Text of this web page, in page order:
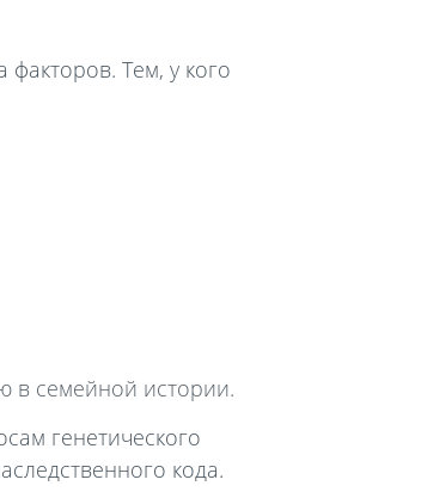
Тем, у кого
в семейной истории.
генетического
кода.